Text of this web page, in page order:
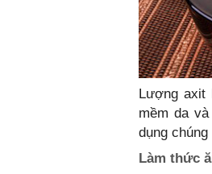
Lượng
mềm da
dụng
Làm thức